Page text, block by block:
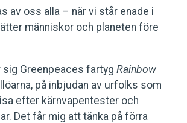
av oss alla – när vi står enade i
människor och planeten före
Greenpeaces fartyg Rainbow
på inbjudan av urfolks som
efter kärnvapentester och
Det får mig att tänka på förra